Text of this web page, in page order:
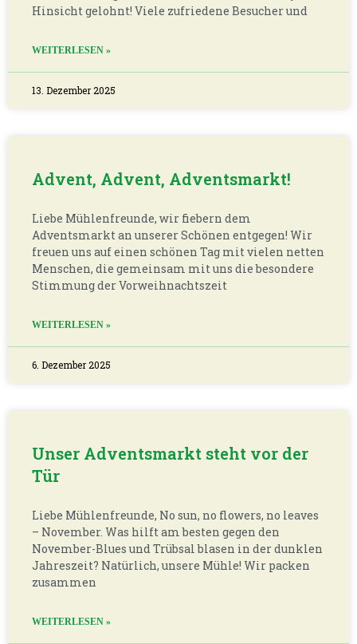
Hinsicht gelohnt! Viele zufriedene Besucher und
WEITERLESEN »
13. Dezember 2025
Advent, Advent, Adventsmarkt!
Liebe Mühlenfreunde, wir fiebern dem
Adventsmarkt an unserer Schönen entgegen! Wir
freuen uns auf einen schönen Tag mit vielen netten
Menschen, die gemeinsam mit uns die besondere
Stimmung der Vorweihnachtszeit
WEITERLESEN »
6. Dezember 2025
Unser Adventsmarkt steht vor der
Tür
Liebe Mühlenfreunde, No sun, no flowers, no leaves
– November. Was hilft am besten gegen den
November-Blues und Trübsal blasen in der dunklen
Jahreszeit? Natürlich, unsere Mühle! Wir packen
zusammen
WEITERLESEN »